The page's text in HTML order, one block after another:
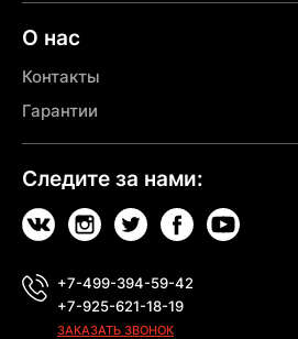
О нас
Контакты
Гарантии
Следите за нами:
+7-499-394-59-42
+7-925-621-18-19
ЗАКАЗАТЬ ЗВОНОК